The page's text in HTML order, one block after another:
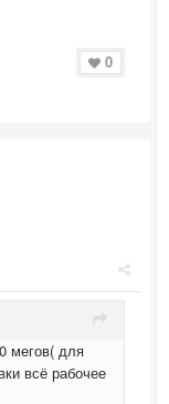
0
мегов( для
всё рабочее